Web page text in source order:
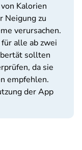
Kalorien
Neigung zu
verursachen.
alle ab zwei
sollten
da sie
empfehlen.
der App